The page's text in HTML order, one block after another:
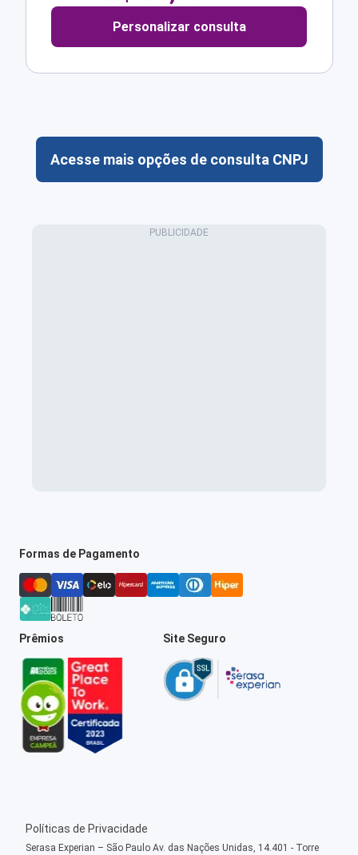
Personalizar consulta
Acesse mais opções de consulta CNPJ
Formas de Pagamento
Prêmios Site Seguro
Políticas de Privacidade
Serasa Experian – São Paulo Av. das Nações Unidas, 14.401 - Torre